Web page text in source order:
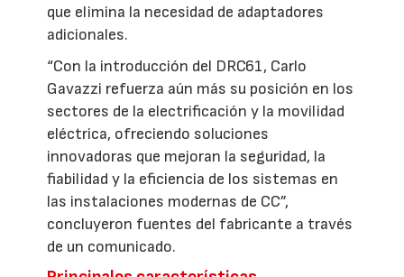
que elimina la necesidad de adaptadores
adicionales.
“Con la introducción del DRC61, Carlo
Gavazzi refuerza aún más su posición en los
sectores de la electrificación y la movilidad
eléctrica, ofreciendo soluciones
innovadoras que mejoran la seguridad, la
fiabilidad y la eficiencia de los sistemas en
las instalaciones modernas de CC”,
concluyeron fuentes del fabricante a través
de un comunicado.